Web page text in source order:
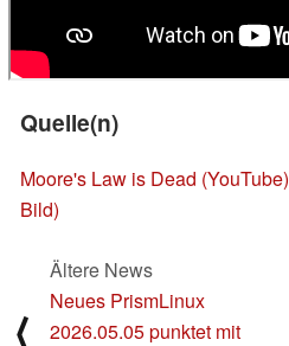
Quelle(n)
Moore's Law is Dead (YouTube)
Bild)
⟨
Ältere News
Neues PrismLinux
2026.05.05 punktet mit